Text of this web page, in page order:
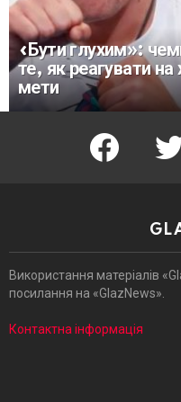
«Бути глухим»:
те, як реагувати на
мети
facebook
Використання матеріалів
посилання на «GlazNews».
Контактна інформація